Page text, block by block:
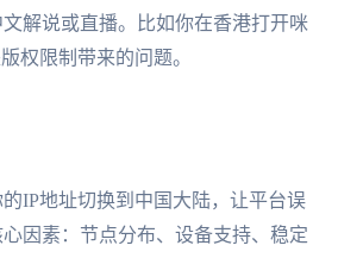
解说或直播。比如你在香港打开咪
权限制带来的问题。
IP地址切换到中国大陆，让平台误
因素：节点分布、设备支持、稳定